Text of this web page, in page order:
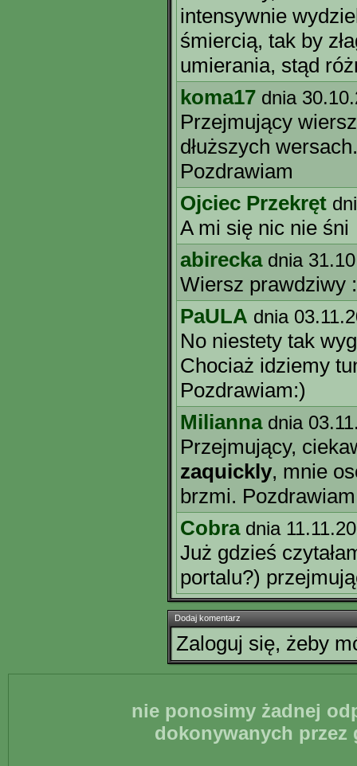
intensywnie
śmiercią, tak by
umierania, stąd
koma17 dnia
Przejmujący
dłuższych wersach.
Pozdrawiam
Ojciec Przekręt
A mi się nic nie śni
abirecka dnia
Wiersz prawdziwy
PaULA dnia
No niestety tak
Chociaż idziemy
Pozdrawiam:)
Milianna dnia
Przejmujący,
zaquickly, mnie
brzmi.
Cobra dnia
Już gdzieś
portalu?)
Dodaj komentarz
Zaloguj się, żeby
nie ponosimy żadnej
dokonywanych